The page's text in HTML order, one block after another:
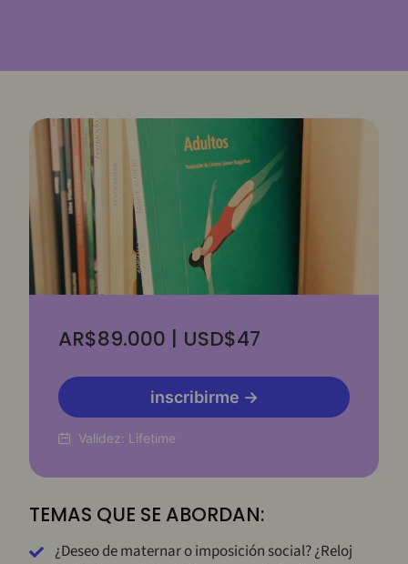
TEMAS QUE SE ABORDAN:
¿Deseo de maternar o imposición social? ¿Reloj
AR$89.000 | USD$47
inscribirme →
Validez: Lifetime